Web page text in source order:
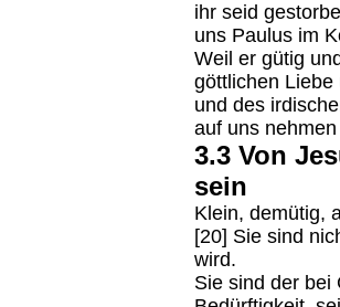
ihr seid
uns Paulus im
Weil er gütig
göttlichen
und des
auf uns
3.3 Von
sein
Klein, demütig,
[20] Sie sind
wird.
Sie sind der bei